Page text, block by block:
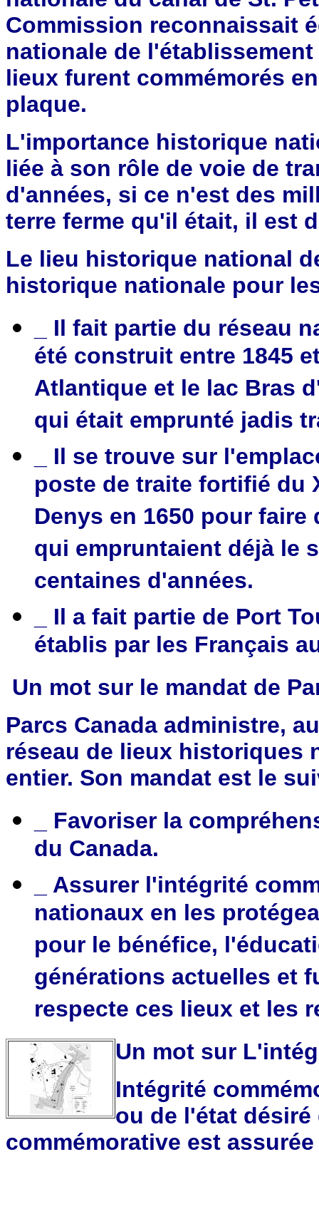
Commission reconnaissait
nationale de
lieux furent commémorés
plaque.
L'importance historique
liée à son rôle de voie de
d'années, si ce n'est des
terre ferme qu'il était, il est
Le lieu historique national
historique nationale pour
_ Il fait partie du réseau
été construit entre 1845
Atlantique et le lac Bras
qui était emprunté jadis
_ Il se trouve sur
poste de traite fortifié du
Denys en 1650 pour
qui empruntaient déjà le
centaines d'années.
_ Il a fait partie de Port
établis par les Français
Un mot sur le mandat de
Parcs Canada administre,
réseau de lieux historiques
entier. Son mandat est le
_ Favoriser la
du Canada.
_ Assurer l'intégrité
nationaux en les
pour le bénéfice,
générations actuelles et
respecte ces lieux et les
Un mot sur
Intégrité
ou de l'état
commémorative est